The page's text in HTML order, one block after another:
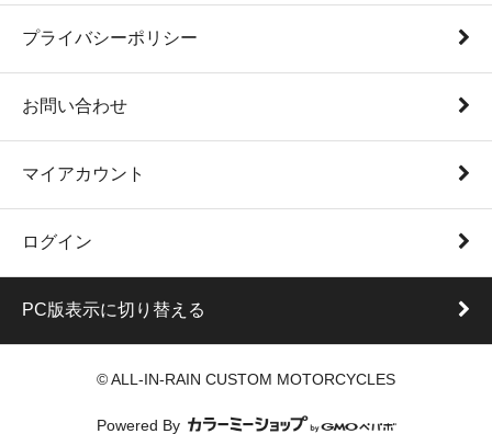
プライバシーポリシー
お問い合わせ
マイアカウント
ログイン
PC版表示に切り替える
© ALL-IN-RAIN CUSTOM MOTORCYCLES
Powered By